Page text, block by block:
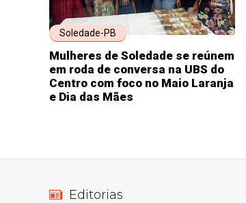
Soledade-PB
Mulheres de Soledade se reúnem
em roda de conversa na UBS do
Centro com foco no Maio Laranja
e Dia das Mães
Editorias